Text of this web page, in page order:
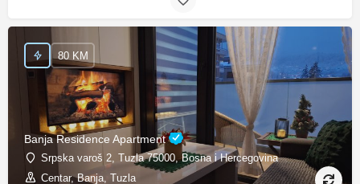
Banja Residence Apartment
Srpska varoš 2, Tuzla 75000, Bosna i Hercegovina
Centar, Banja, Tuzla
80 KM